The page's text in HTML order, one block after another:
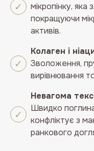
мікропінку,
покращуючи
активів.
Колаген і
Зволоження,
вирівнювання
Невагома
Швидко
конфліктує з
ранкового